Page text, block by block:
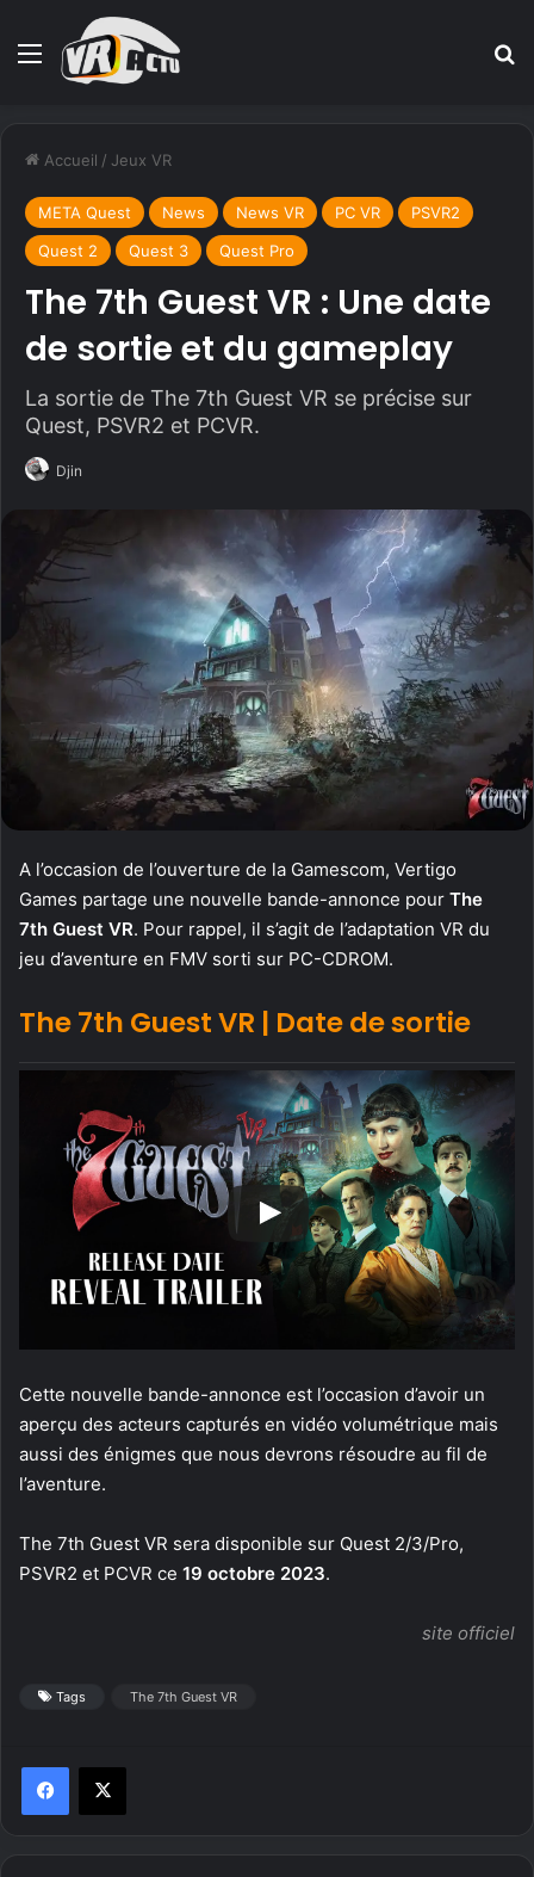
Menu
Accueil / Jeux VR
META Quest News News VR PC VR
PSVR2
Quest 2
Quest 3 Quest Pro
The 7th Guest VR : Une date
de sortie et du gameplay
La sortie de The 7th Guest VR se précise sur
Quest, PSVR2 et PCVR.
Djin
A l’occasion de l’ouverture de la Gamescom, Vertigo
Games partage une nouvelle bande-annonce pour The
7th Guest VR. Pour rappel, il s’agit de l’adaptation VR du
jeu d’aventure en FMV sorti sur PC-CDROM.
The 7th Guest VR | Date de sortie
Cette nouvelle bande-annonce est l’occasion d’avoir un
aperçu des acteurs capturés en vidéo volumétrique mais
aussi des énigmes que nous devrons résoudre au fil de
l’aventure.
The 7th Guest VR sera disponible sur Quest 2/3/Pro,
PSVR2 et PCVR ce 19 octobre 2023.
site officiel
Tags The 7th Guest VR